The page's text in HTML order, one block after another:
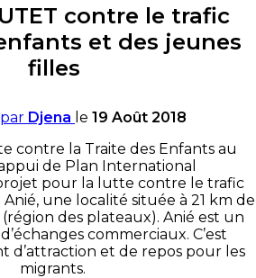
contre le trafic
et des jeunes
filles
Djena le 19 Août 2018
contre la Traite des Enfants au
de Plan International
pour la lutte contre le trafic
Anié, une localité située à 21 km de
(région des plateaux). Anié est un
commerciaux. C’est
d’attraction et de repos pour les
migrants.